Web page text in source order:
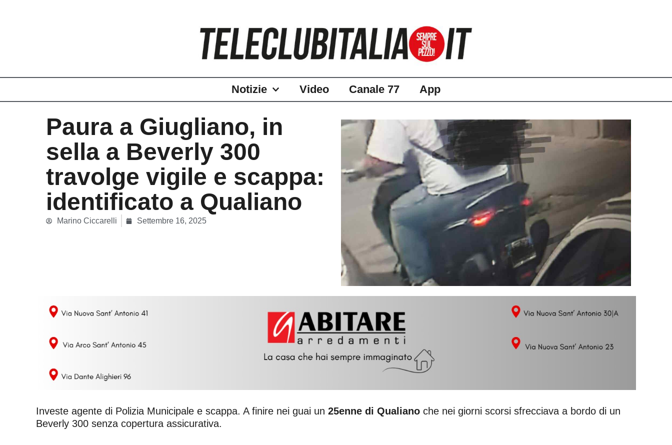
Notizie Video Canale 77 App
Paura a Giugliano, in
sella a Beverly 300
travolge vigile e scappa:
identificato a Qualiano
Marino Ciccarelli Settembre 16, 2025
Investe agente di Polizia Municipale e scappa. A finire nei guai un 25enne di Qualiano che nei giorni scorsi sfrecciava a bordo di un
Beverly 300 senza copertura assicurativa.